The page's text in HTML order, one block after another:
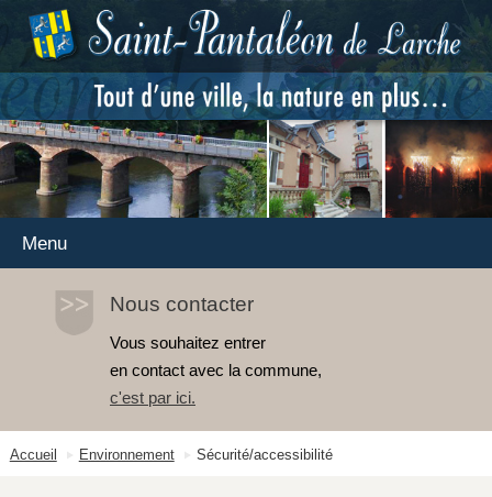
Menu
Nous contacter
Vous souhaitez entrer
en contact avec la commune,
c'est par ici.
Accueil Environnement Sécurité/accessibilité